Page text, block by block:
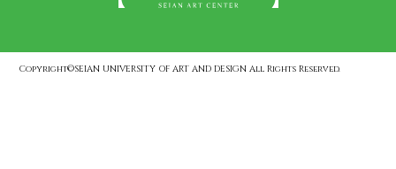
Copyright©SEIAN UNIVERSITY OF ART AND DESIGN All Rights Reserved.